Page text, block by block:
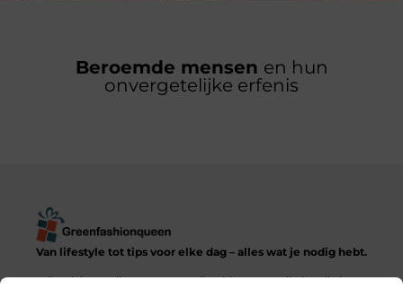
Beroemde mensen en hun
onvergetelijke erfenis
Van lifestyle tot tips voor elke dag – alles wat je nodig hebt.
Ontdek een diverse verzameling blogs en artikelen die het